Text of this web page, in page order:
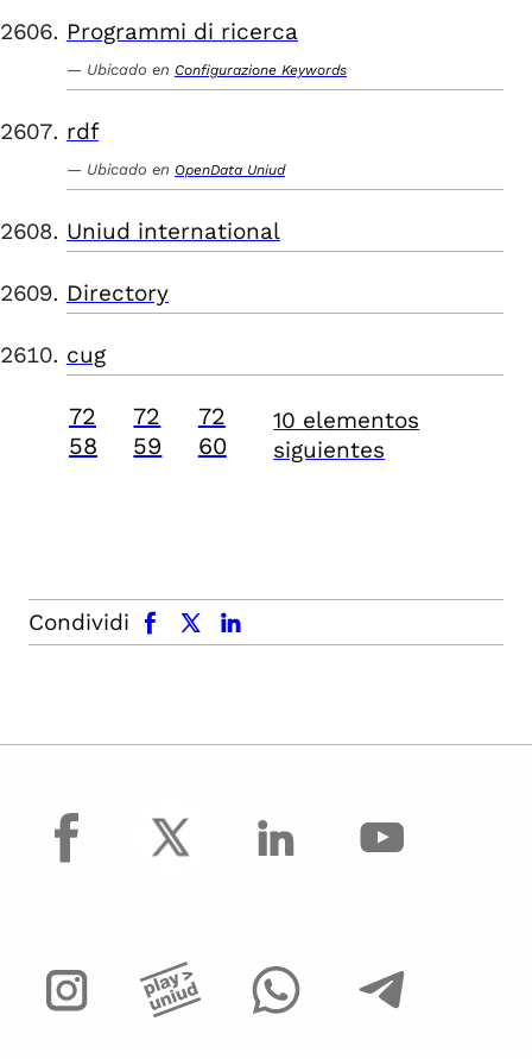
Programmi di ricerca
Ubicado en Configurazione Keywords
rdf
Ubicado en OpenData Uniud
Uniud international
Directory
cug
72
58
72
59
72
60
10 elementos
siguientes
Condividi
facebook x.com linkedin
facebook